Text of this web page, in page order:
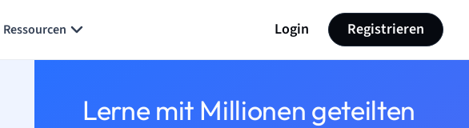
Ressourcen Login Registrieren
Lerne mit Millionen geteilten